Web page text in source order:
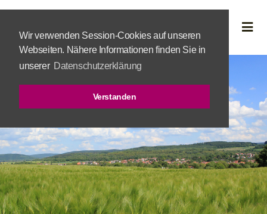
Wir verwenden Session-Cookies auf unseren
Webseiten. Nähere Informationen finden Sie in
unserer Datenschutzerklärung
Verstanden